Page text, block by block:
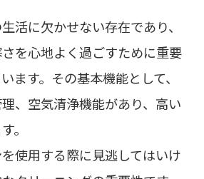
活に欠かせない存在であり、
を心地よく過ごすために重要
ます。その基本機能として、
、空気清浄機能があり、高い
。
使用する際に見逃してはいけ